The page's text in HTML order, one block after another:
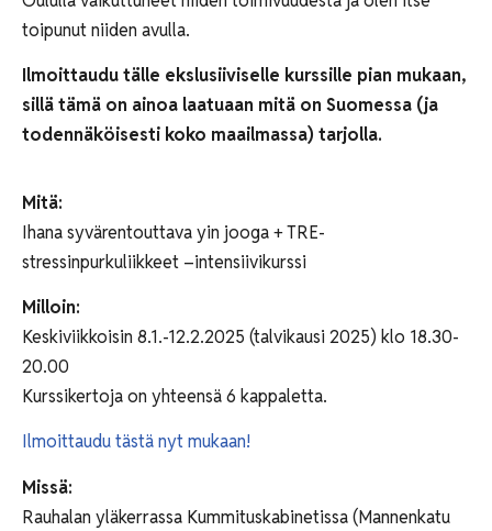
toipunut niiden avulla.
Ilmoittaudu tälle ekslusiiviselle kurssille pian mukaan,
sillä tämä on ainoa laatuaan mitä on Suomessa (ja
todennäköisesti koko maailmassa) tarjolla.
Mitä:
Ihana syvärentouttava yin jooga + TRE-
stressinpurkuliikkeet –intensiivikurssi
Milloin:
Keskiviikkoisin 8.1.-12.2.2025 (talvikausi 2025) klo 18.30-
20.00
Kurssikertoja on yhteensä 6 kappaletta.
Ilmoittaudu tästä nyt mukaan!
Missä:
Rauhalan yläkerrassa Kummituskabinetissa (Mannenkatu